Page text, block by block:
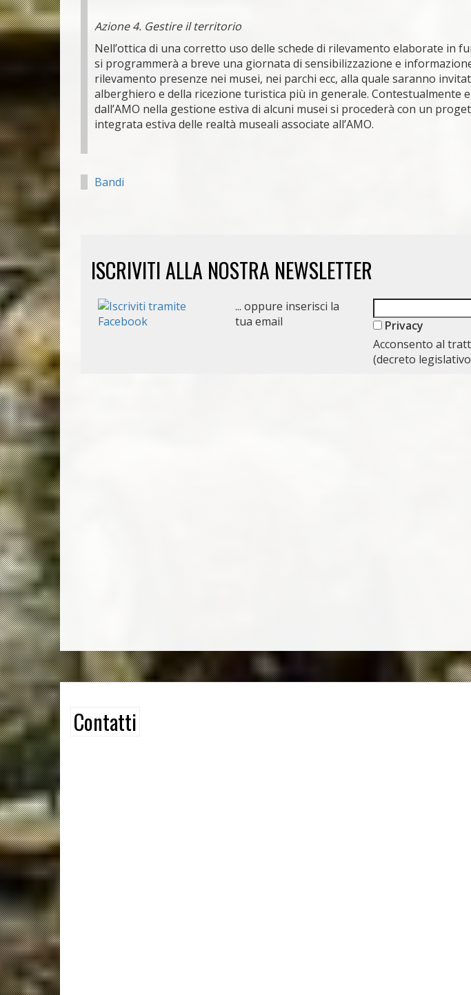
Azione 4. Gestire il territorio
Nell’ottica di una corretto uso delle schede di rilevamento elaborate in
si programmerà a breve una giornata di sensibilizzazione e
rilevamento presenze nei musei, nei parchi ecc, alla quale saranno
alberghiero e della ricezione turistica più in generale. Contestualmente
dall’AMO nella gestione estiva di alcuni musei si procederà con un
integrata estiva delle realtà museali associate all’AMO.
Bandi
ISCRIVITI ALLA NOSTRA NEWSLETTER
... oppure inserisci la
tua email
Privacy
Acconsento al
(decreto
Contatti